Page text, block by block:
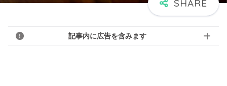
記事内に広告を含みます